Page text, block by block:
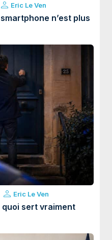
Eric Le Ven
n’est plus
Eric Le Ven
quoi sert vraiment